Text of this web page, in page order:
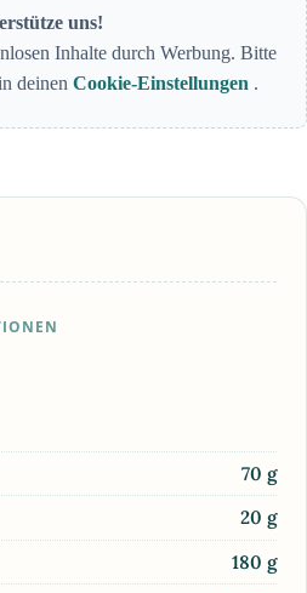
uns!
Inhalte durch Werbung. Bitte
deinen Cookie-Einstellungen .
70 g
20 g
180 g